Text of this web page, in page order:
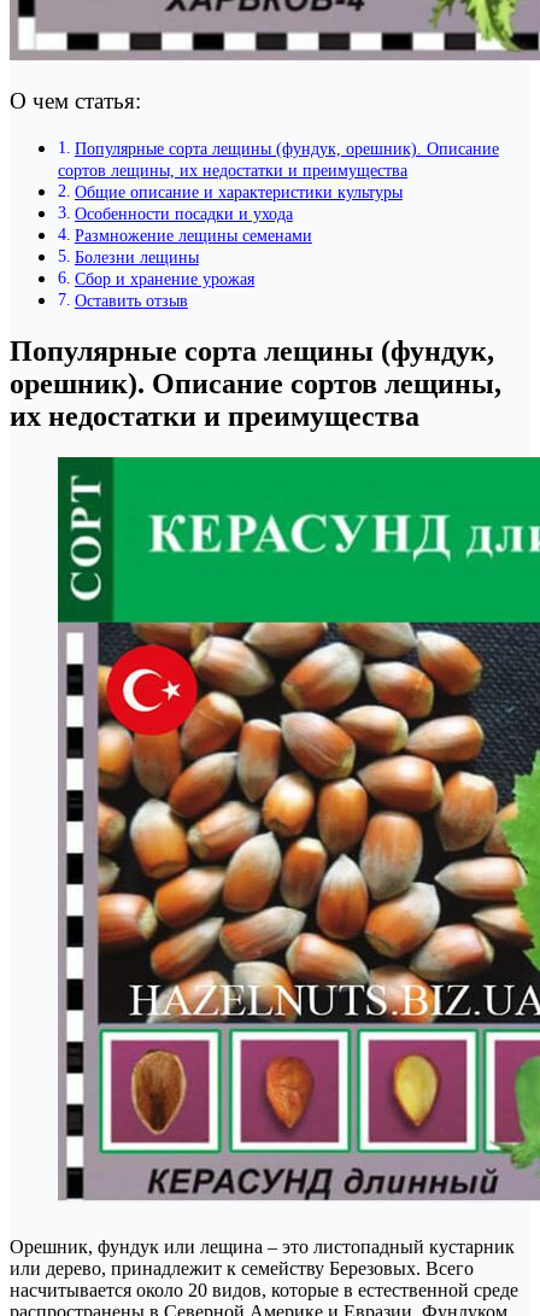
О чем статья:
Популярные сорта лещины (фундук, орешник). Описание
сортов лещины, их недостатки и преимущества
Общие описание и характеристики культуры
Особенности посадки и ухода
Размножение лещины семенами
Болезни лещины
Сбор и хранение урожая
Оставить отзыв
Популярные сорта лещины (фундук,
орешник). Описание сортов лещины,
их недостатки и преимущества
Орешник, фундук или лещина – это листопадный кустарник
или дерево, принадлежит к семейству Березовых. Всего
насчитывается около 20 видов, которые в естественной среде
распространены в Северной Америке и Евразии. Фундуком